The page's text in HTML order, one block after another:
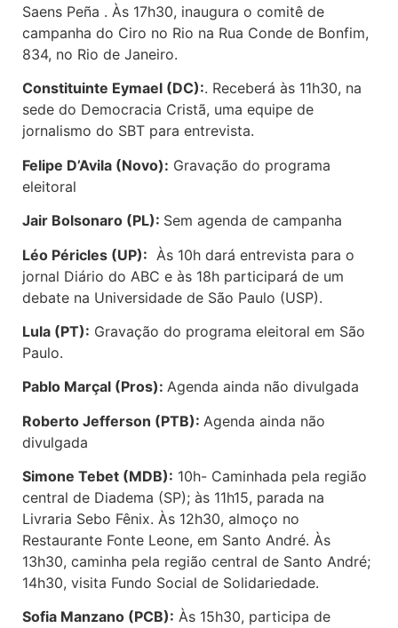
Saens Peña . Às 17h30, inaugura o comitê de
campanha do Ciro no Rio na Rua Conde de Bonfim,
834, no Rio de Janeiro.
Constituinte Eymael (DC):. Receberá às 11h30, na
sede do Democracia Cristã, uma equipe de
jornalismo do SBT para entrevista.
Felipe D’Avila (Novo): Gravação do programa
eleitoral
Jair Bolsonaro (PL): Sem agenda de campanha
Léo Péricles (UP): Às 10h dará entrevista para o
jornal Diário do ABC e às 18h participará de um
debate na Universidade de São Paulo (USP).
Lula (PT): Gravação do programa eleitoral em São
Paulo.
Pablo Marçal (Pros): Agenda ainda não divulgada
Roberto Jefferson (PTB): Agenda ainda não
divulgada
Simone Tebet (MDB): 10h- Caminhada pela região
central de Diadema (SP); às 11h15, parada na
Livraria Sebo Fênix. Às 12h30, almoço no
Restaurante Fonte Leone, em Santo André. Às
13h30, caminha pela região central de Santo André;
14h30, visita Fundo Social de Solidariedade.
Sofia Manzano (PCB): Às 15h30, participa de